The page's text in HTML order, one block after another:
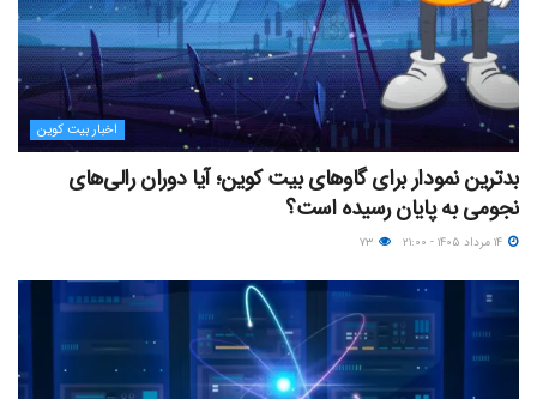
اخبار بیت کوین
بدترین نمودار برای گاوهای بیت کوین؛ آیا دوران رالی‌های
نجومی به پایان رسیده است؟